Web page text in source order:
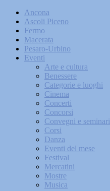
Ancona
Ascoli Piceno
Fermo
Macerata
Pesaro-Urbino
Eventi
Arte e cultura
Benessere
Categorie e luoghi
Cinema
Concerti
Concorsi
Convegni e seminari
Corsi
Danza
Eventi del mese
Festival
Mercatini
Mostre
Musica